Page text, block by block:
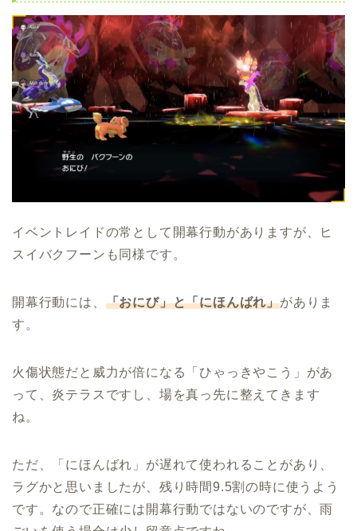
イベントレイドの常として開幕行動がありますが、ヒ
スイバクフーンも同様です。
開幕行動には、 「おにび」と「にほんばれ」がありま
す。
火傷状態だと威力が倍になる「ひゃっきやこう」があ
って、炎テラスですし、場を真っ先に整えてきます
ね。
ただ、「にほんばれ」が遅れて使われることがあり、
ラグかと思いましたが、残り時間9.5割の時に使うよう
です。なので正確には開幕行動ではないのですが、雨